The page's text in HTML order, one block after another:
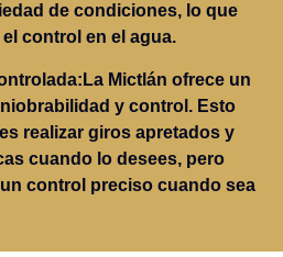
de condiciones, lo que
control en el agua.
La Mictlán ofrece un
y control. Esto
realizar giros apretados y
cuando lo desees, pero
control preciso cuando sea